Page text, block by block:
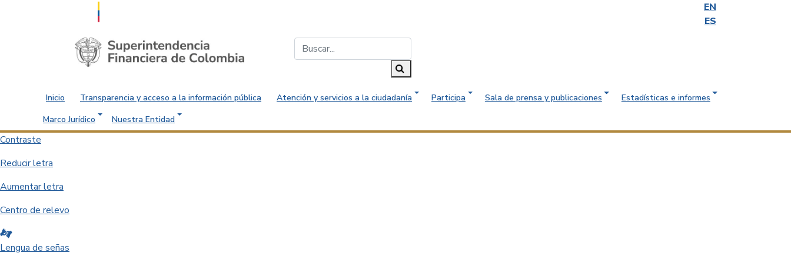
EN
ES
Saltar al contenido principal
Inicio Transparencia y acceso a la información pública Atención y servicios a la ciudadanía Participa Sala de prensa y publicaciones
Estadísticas e informes
Marco Jurídico
Nuestra Entidad
Contraste
Reducir letra
Aumentar letra
Centro de relevo
Lengua de señas